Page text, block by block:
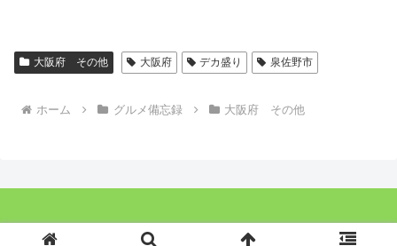
大阪府 その他 大阪府 デカ盛り 泉佐野市
ホーム グルメ備忘録 大阪府 その他
Copyright © 2019-2026 Ｂ級グルメ備忘録 All Rights Reserved.